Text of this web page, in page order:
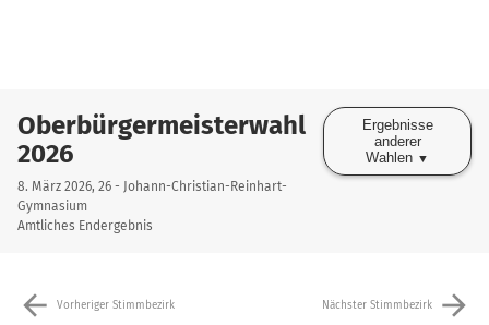
Oberbürgermeisterwahl
2026
8. März 2026, 26 - Johann-Christian-Reinhart-
Gymnasium
Amtliches Endergebnis
Ergebnisse
anderer
Wahlen
arrow_back Vorheriger Stimmbezirk Nächster Stimmbezirk arrow_forward